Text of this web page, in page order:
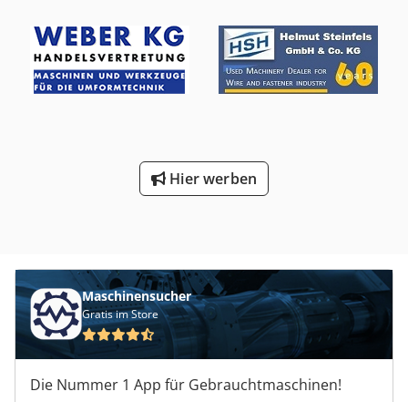
Hier werben
Maschinensucher
Gratis im Store
Die Nummer 1 App für Gebrauchtmaschinen!